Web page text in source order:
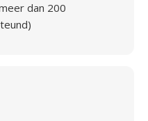
dan 200